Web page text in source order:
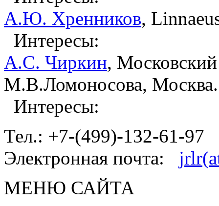
А.Ю. Хренников,
Интересы:
A.С. Чиркин,
М.В.Ломоносова, Москва.
Интересы:
Тел.: +7-(499)-132-61-97
Электронная почта:
МЕНЮ САЙТА